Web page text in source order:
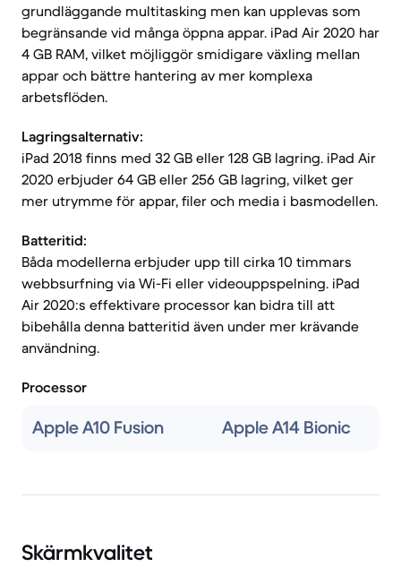
grundläggande multitasking men kan upplevas som
begränsande vid många öppna appar. iPad Air 2020 har
4 GB RAM, vilket möjliggör smidigare växling mellan
appar och bättre hantering av mer komplexa
arbetsflöden.
Lagringsalternativ:
iPad 2018 finns med 32 GB eller 128 GB lagring. iPad Air
2020 erbjuder 64 GB eller 256 GB lagring, vilket ger
mer utrymme för appar, filer och media i basmodellen.
Batteritid:
Båda modellerna erbjuder upp till cirka 10 timmars
webbsurfning via Wi-Fi eller videouppspelning. iPad
Air 2020:s effektivare processor kan bidra till att
bibehålla denna batteritid även under mer krävande
användning.
Processor
Apple A10 Fusion Apple A14 Bionic
Skärmkvalitet